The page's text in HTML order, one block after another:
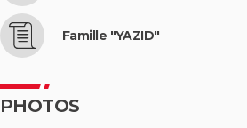
Famille "YAZID"
PHOTOS